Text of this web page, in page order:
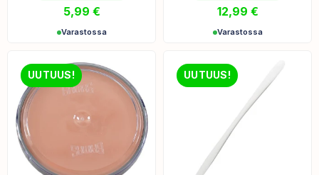
5,99 €
Varastossa
12,99 €
Varastossa
UUTUUS! UUTUUS!